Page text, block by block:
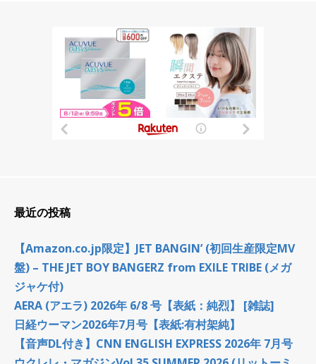
最近の投稿
【Amazon.co.jp限定】JET BANGIN’ (初回生産限定MV
盤) – THE JET BOY BANGERZ from EXILE TRIBE (メガ
ジャケ付)
AERA (アエラ) 2026年 6/8 号【表紙：純烈】 [雑誌]
日経ウーマン2026年7月号【表紙:有村架純】
【音声DL付き】CNN ENGLISH EXPRESS 2026年 7月号